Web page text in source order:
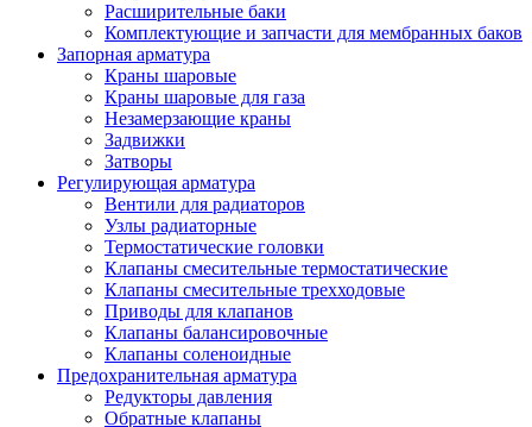
Расширительные баки
Комплектующие и запчасти для мембранных баков
Запорная арматура
Краны шаровые
Краны шаровые для газа
Незамерзающие краны
Задвижки
Затворы
Регулирующая арматура
Вентили для радиаторов
Узлы радиаторные
Термостатические головки
Клапаны смесительные термостатические
Клапаны смесительные трехходовые
Приводы для клапанов
Клапаны балансировочные
Клапаны соленоидные
Предохранительная арматура
Редукторы давления
Обратные клапаны